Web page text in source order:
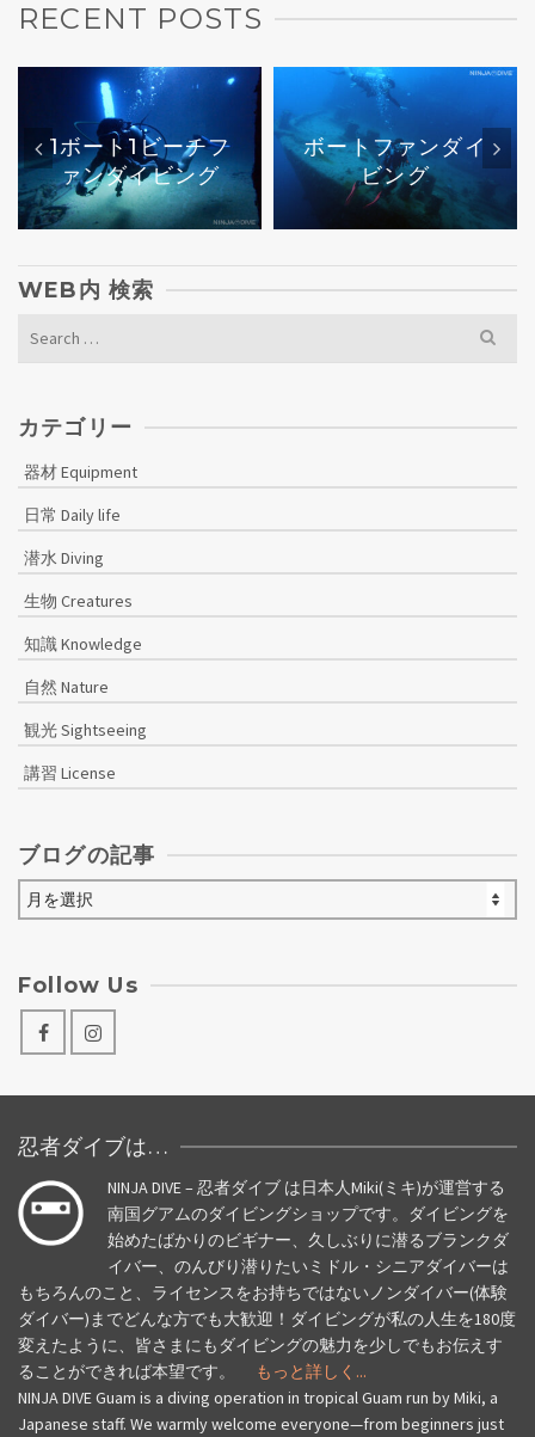
RECENT POSTS
1ボート1ビーチフ
ァンダイビング
ボートファンダイ
ビング
WEB内 検索
カテゴリー
器材 Equipment
日常 Daily life
潜水 Diving
生物 Creatures
知識 Knowledge
自然 Nature
観光 Sightseeing
講習 License
ブログの記事
ブ
ロ
記Follow Us
忍者ダイブは…
NINJA DIVE – 忍者ダイブ は日本人Miki(ミキ)が運営する
南国グアムのダイビングショップです。ダイビングを
始めたばかりのビギナー、久しぶりに潜るブランクダ
イバー、のんびり潜りたいミドル・シニアダイバーは
もちろんのこと、ライセンスをお持ちではないノンダイバー(体験
ダイバー)までどんな方でも大歓迎！ダイビングが私の人生を180度
変えたように、皆さまにもダイビングの魅力を少しでもお伝えす
ることができれば本望です。
もっと詳しく...
NINJA DIVE Guam is a diving operation in tropical Guam run by Miki, a
Japanese staff. We warmly welcome everyone—from beginners just